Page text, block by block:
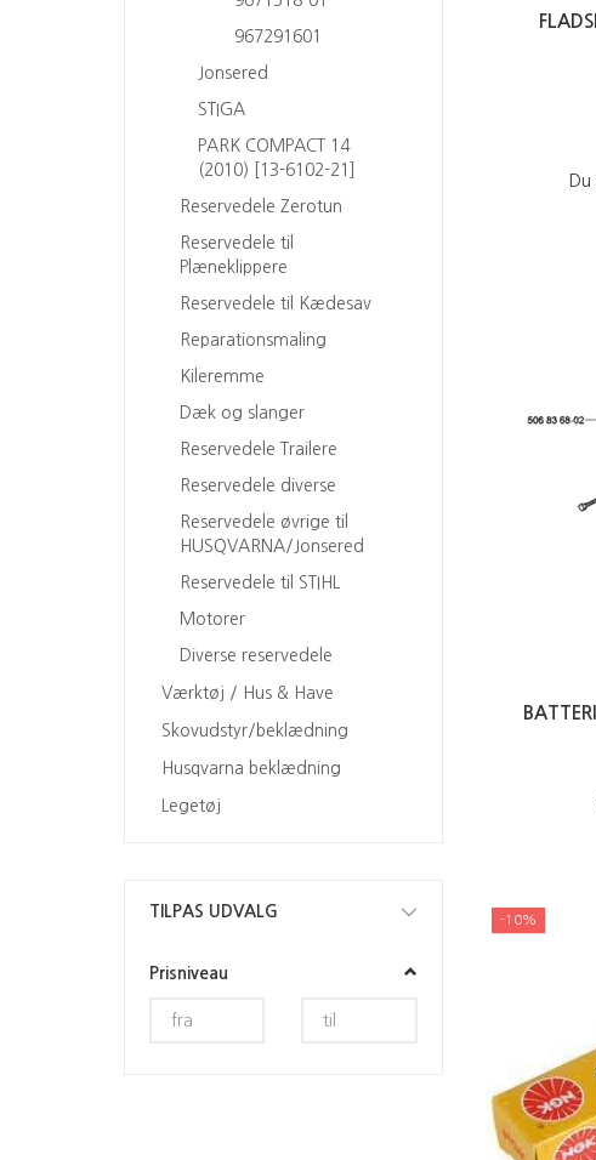
967291601
Jonsered
STIGA
PARK COMPACT 14
(2010) [13-6102-21]
Reservedele Zerotun
Reservedele til
Plæneklippere
Reservedele til Kædesav
Reparationsmaling
Kileremme
Dæk og slanger
Reservedele Trailere
Reservedele diverse
Reservedele øvrige til
HUSQVARNA/Jonsered
Reservedele til STIHL
Motorer
Diverse reservedele
Værktøj / Hus & Have
Skovudstyr/beklædning
Husqvarna beklædning
Legetøj
TILPAS UDVALG
Prisniveau
-10%